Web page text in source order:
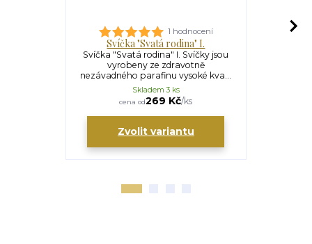
1 hodnocení
Svíčka "Svatá rodina" I.
Svíčka "Svatá rodina" I. Svíčky jsou
vyrobeny ze zdravotně
nezávadného parafinu vysoké kva...
cena od269 Kč/ks
Skladem 3 ks
Zvolit variantu